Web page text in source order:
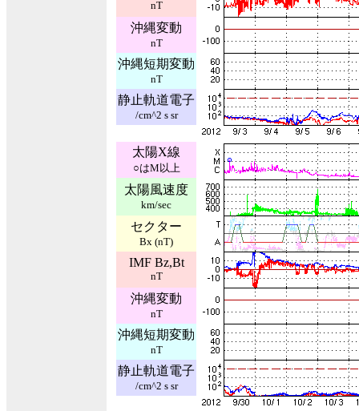
nT
沖縄変動
nT
沖縄短期変動
nT
静止軌道電子
/cm^2 s sr
太陽X線
○はM以上
太陽風速度
km/sec
セクター
Bx (nT)
IMF Bz,Bt
nT
沖縄変動
nT
沖縄短期変動
nT
静止軌道電子
/cm^2 s sr